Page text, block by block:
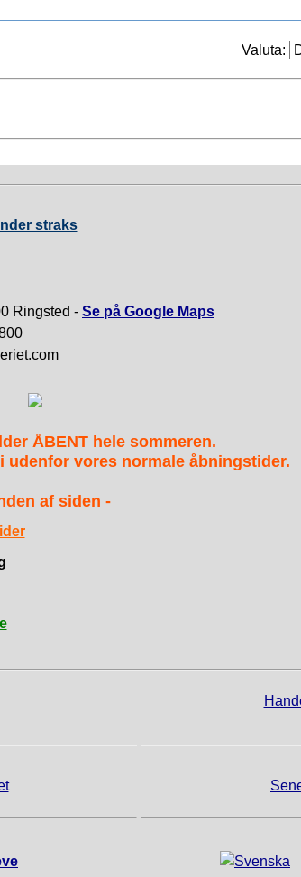
Valuta:
straks
Ringsted - Se på Google Maps
ÅBENT hele sommeren.
udenfor vores normale åbningstider.
af siden -